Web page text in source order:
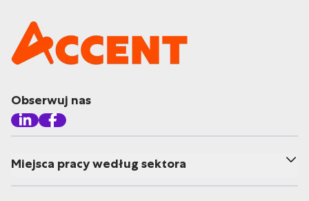
Obserwuj nas
Miejsca pracy według sektora